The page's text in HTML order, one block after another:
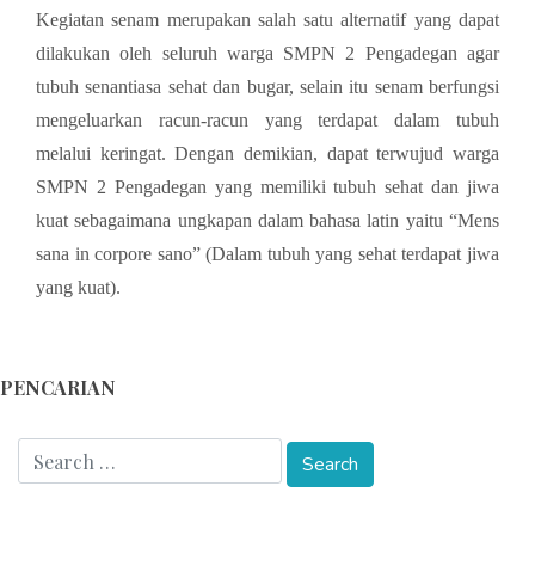
Kegiatan senam merupakan salah satu alternatif yang dapat
dilakukan oleh seluruh warga SMPN 2 Pengadegan agar
tubuh senantiasa sehat dan bugar, selain itu senam berfungsi
mengeluarkan racun-racun yang terdapat dalam tubuh
melalui keringat. Dengan demikian, dapat terwujud warga
SMPN 2 Pengadegan yang memiliki tubuh sehat dan jiwa
kuat sebagaimana ungkapan dalam bahasa latin yaitu “Mens
sana in corpore sano” (Dalam tubuh yang sehat terdapat jiwa
yang kuat).
PENCARIAN